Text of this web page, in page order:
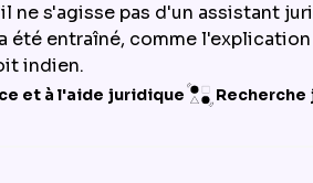
ne s'agisse pas d'un assistant
été entraîné, comme
indien.
et à l'aide juridique